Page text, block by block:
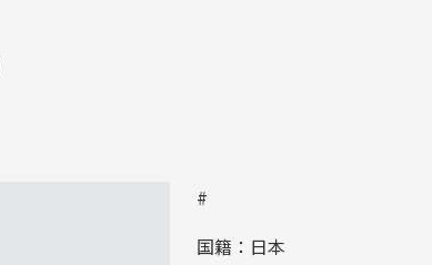
#
国籍：日本